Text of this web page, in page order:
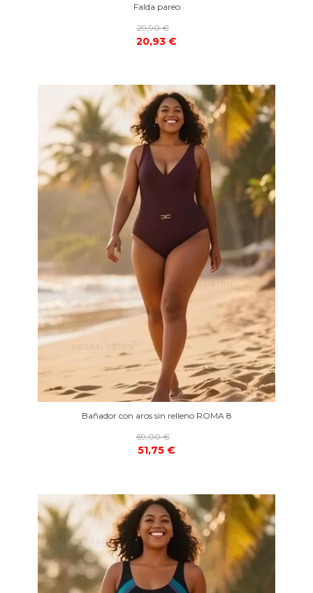
Falda pareo
29,90 €
20,93 €
Bañador con aros sin relleno ROMA 8
69,00 €
51,75 €